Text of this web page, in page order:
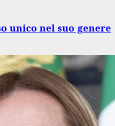
unico nel suo genere